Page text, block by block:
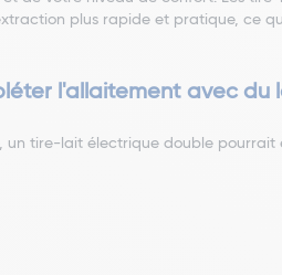
plus rapide et pratique, ce
l'allaitement avec du
un tire-lait électrique double